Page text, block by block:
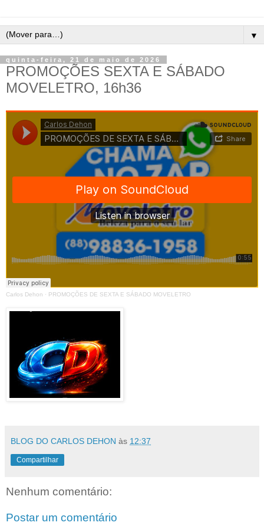
▼
quinta-feira, 21 de maio de 2026
PROMOÇÕES SEXTA E SÁBADO
MOVELETRO, 16h36
Carlos Dehon · PROMOÇÕES DE SEXTA E SÁBADO MOVELETRO
BLOG DO CARLOS DEHON às 12:37
Compartilhar
Nenhum comentário:
Postar um comentário